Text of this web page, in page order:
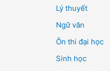
Lý thuyết
Ngữ văn
Ôn thi đại học
Sinh học